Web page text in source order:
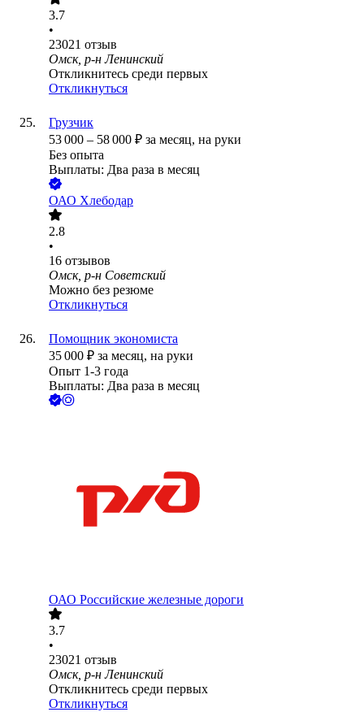
3.7
•
23021 отзыв
Омск, р-н Ленинский
Откликнитесь среди первых
Откликнуться
Грузчик
53 000 – 58 000 ₽ за месяц, на руки
Без опыта
Выплаты: Два раза в месяц
ОАО Хлебодар
2.8
•
16 отзывов
Омск, р-н Советский
Можно без резюме
Откликнуться
Помощник экономиста
35 000 ₽ за месяц, на руки
Опыт 1-3 года
Выплаты: Два раза в месяц
ОАО Российские железные дороги
3.7
•
23021 отзыв
Омск, р-н Ленинский
Откликнитесь среди первых
Откликнуться